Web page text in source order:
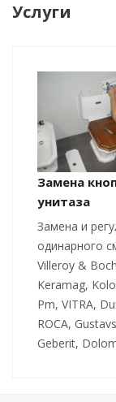
Услуги
Замена
унитаза
Замена и
одинарного
Villeroy &
Keramag,
Pm, VITRA,
ROCA,
Geberit,